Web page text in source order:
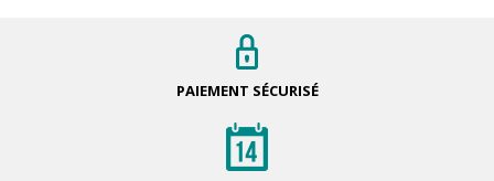
PAIEMENT SÉCURISÉ